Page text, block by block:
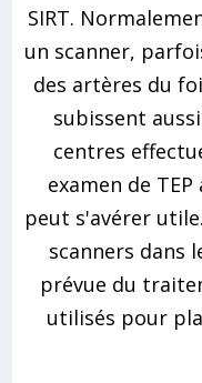
SIRT.
un scanner,
des artères du
subissent
centres
examen de
peut s'avérer
scanners dans
prévue du
utilisés pour